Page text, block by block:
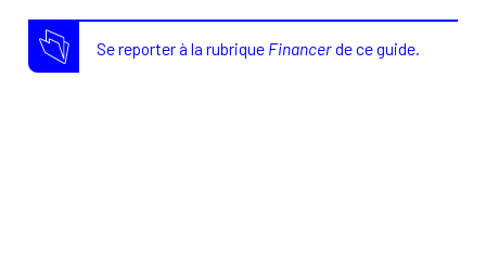
Se reporter à la rubrique Financerde ce guide.